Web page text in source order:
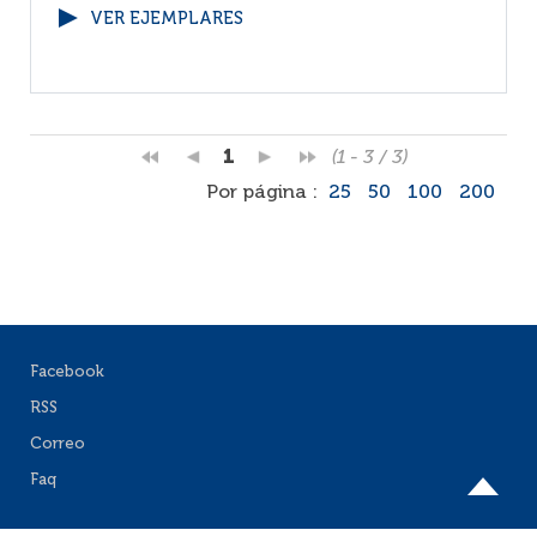
VER EJEMPLARES
1
(1 - 3 / 3)
Por página :
25 50 100 200
Facebook
RSS
Correo
Faq